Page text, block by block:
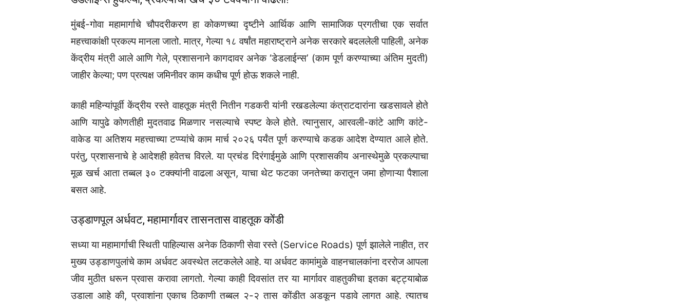
मुंबई-गोवा महामार्गाचे चौपदरीकरण हा कोकणच्या दृष्टीने आर्थिक आणि सामाजिक प्रगतीचा एक सर्वात
महत्त्वाकांक्षी प्रकल्प मानला जातो. मात्र, गेल्या १८ वर्षांत महाराष्ट्राने अनेक सरकारे बदललेली पाहिली, अनेक
केंद्रीय मंत्री आले आणि गेले, प्रशासनाने कागदावर अनेक ‘डेडलाईन्स’ (काम पूर्ण करण्याच्या अंतिम मुदती)
जाहीर केल्या; पण प्रत्यक्ष जमिनीवर काम कधीच पूर्ण होऊ शकले नाही.
काही महिन्यांपूर्वी केंद्रीय रस्ते वाहतूक मंत्री नितीन गडकरी यांनी रखडलेल्या कंत्राटदारांना खडसावले होते
आणि यापुढे कोणतीही मुदतवाढ मिळणार नसल्याचे स्पष्ट केले होते. त्यानुसार, आरवली-कांटे आणि कांटे-
वाकेड या अतिशय महत्त्वाच्या टप्प्यांचे काम मार्च २०२६ पर्यंत पूर्ण करण्याचे कडक आदेश देण्यात आले होते.
परंतु, प्रशासनाचे हे आदेशही हवेतच विरले. या प्रचंड दिरंगाईमुळे आणि प्रशासकीय अनास्थेमुळे प्रकल्पाचा
मूळ खर्च आता तब्बल ३० टक्क्यांनी वाढला असून, याचा थेट फटका जनतेच्या करातून जमा होणाऱ्या पैशाला
बसत आहे.
उड्डाणपूल अर्धवट, महामार्गावर तासनतास वाहतूक कोंडी
सध्या या महामार्गाची स्थिती पाहिल्यास अनेक ठिकाणी सेवा रस्ते (Service Roads) पूर्ण झालेले नाहीत, तर
मुख्य उड्डाणपुलांचे काम अर्धवट अवस्थेत लटकलेले आहे. या अर्धवट कामांमुळे वाहनचालकांना दररोज आपला
जीव मुठीत धरून प्रवास करावा लागतो. गेल्या काही दिवसांत तर या मार्गावर वाहतुकीचा इतका बट्ट्याबोळ
उडाला आहे की, प्रवाशांना एकाच ठिकाणी तब्बल २-२ तास कोंडीत अडकून पडावे लागत आहे. त्यातच